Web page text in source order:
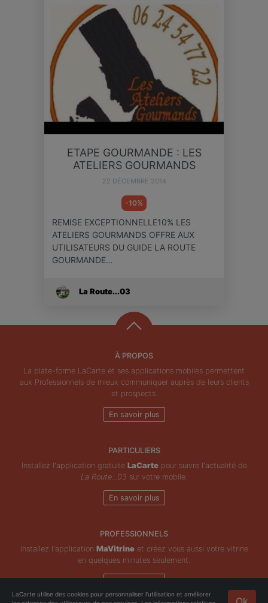
ETAPE GOURMANDE : LES
ATELIERS GOURMANDS
22 DÉCEMBRE 2014
-10%
REMISE EXCEPTIONNELLE10% LES
ATELIERS GOURMANDS OFFRE AUX
UTILISATEURS DU GUIDE LA ROUTE
GOURMANDE…
La Route...03
À PROPOS
La plate-forme LaCarte et ses applications mobiles permettent
aux Professionnels de mieux communiquer auprès de leurs clients
et prospects.
En savoir plus
PARTICULIERS
Installez l'application gratuite LaCartepour suivre l'actualité de
La Route...03 sur votre mobile.
En savoir plus
PROFESSIONNELS
Installez l'application MaVitrineet créez vous aussi votre vitrine
en quelques minutes seulement.
En savoir plus
LaCarte utilise des cookies pour personnaliser l'utilisation et améliorer